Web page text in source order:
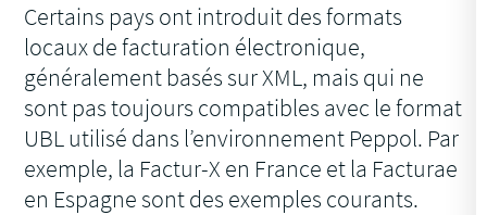
Certains pays ont introduit des formats
locaux de facturation électronique,
généralement basés sur XML, mais qui ne
sont pas toujours compatibles avec le format
UBL utilisé dans l’environnement Peppol. Par
exemple, la Factur-X en France et la Facturae
en Espagne sont des exemples courants.